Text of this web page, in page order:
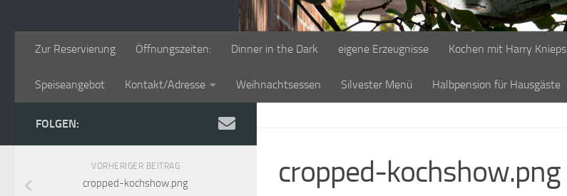
Zur Reservierung Öffnungszeiten: Dinner in the Dark eigene Erzeugnisse Kochen mit Harry Knieps
Speiseangebot Kontakt/Adresse Weihnachtsessen Silvester Menü Halbpension für Hausgäste
cropped-kochshow.png
FOLGEN:
VORHERIGER BEITRAG
cropped-kochshow.png